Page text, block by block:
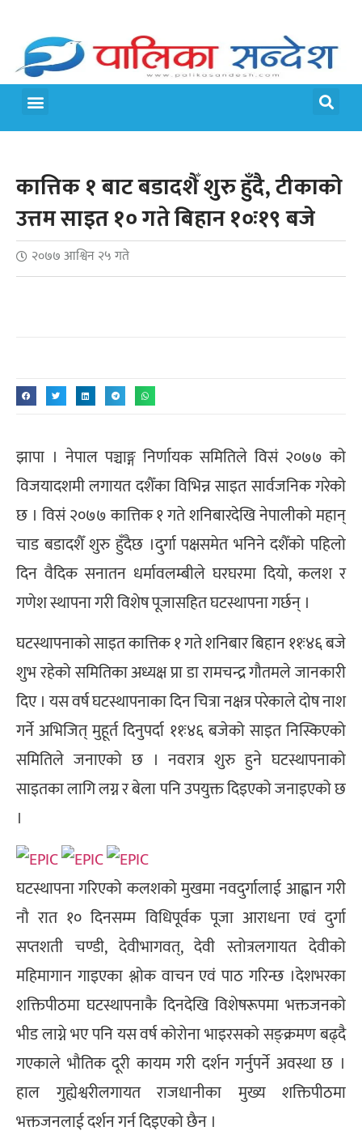
कात्तिक १ बाट बडादशैँ शुरु हुँदै, टीकाको
उत्तम साइत १० गते बिहान १०ः१९ बजे
२०७७ आश्विन २५ गते
झापा । नेपाल पञ्चाङ्ग निर्णायक समितिले विसं २०७७ को
विजयादशमी लगायत दशैँका विभिन्न साइत सार्वजनिक गरेको
छ । विसं २०७७ कात्तिक १ गते शनिबारदेखि नेपालीको महान्
चाड बडादशैँ शुरु हुँदैछ ।दुर्गा पक्षसमेत भनिने दशैँको पहिलो
दिन वैदिक सनातन धर्मावलम्बीले घरघरमा दियो, कलश र
गणेश स्थापना गरी विशेष पूजासहित घटस्थापना गर्छन् ।
घटस्थापनाको साइत कात्तिक १ गते शनिबार बिहान ११ः४६ बजे
शुभ रहेको समितिका अध्यक्ष प्रा डा रामचन्द्र गौतमले जानकारी
दिए । यस वर्ष घटस्थापनाका दिन चित्रा नक्षत्र परेकाले दोष नाश
गर्ने अभिजित् मुहूर्त दिनुपर्दा ११ः४६ बजेको साइत निस्किएको
समितिले जनाएको छ । नवरात्र शुरु हुने घटस्थापनाको
साइतका लागि लग्न र बेला पनि उपयुक्त दिइएको जनाइएको छ
।
घटस्थापना गरिएको कलशको मुखमा नवदुर्गालाई आह्वान गरी
नौ रात १० दिनसम्म विधिपूर्वक पूजा आराधना एवं दुर्गा
सप्तशती चण्डी, देवीभागवत्, देवी स्तोत्रलगायत देवीको
महिमागान गाइएका श्लोक वाचन एवं पाठ गरिन्छ ।देशभरका
शक्तिपीठमा घटस्थापनाकै दिनदेखि विशेषरूपमा भक्तजनको
भीड लाग्ने भए पनि यस वर्ष कोरोना भाइरसको सङ्क्रमण बढ्दै
गएकाले भौतिक दूरी कायम गरी दर्शन गर्नुपर्ने अवस्था छ ।
हाल गुह्येश्वरीलगायत राजधानीका मुख्य शक्तिपीठमा
भक्तजनलाई दर्शन गर्न दिइएको छैन ।